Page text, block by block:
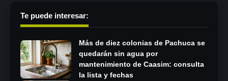
Te puede interesar:
Más de diez colonias de Pachuca se
quedarán sin agua por
mantenimiento de Caasim: consulta
la lista y fechas